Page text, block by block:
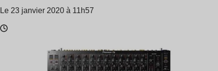
Le 23 janvier 2020 à 11h57